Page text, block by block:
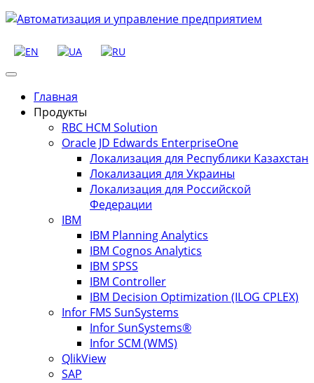
Главная
Продукты
RBC HCM Solution
Oracle JD Edwards EnterpriseOne
Локализация для Республики Казахстан
Локализация для Украины
Локализация для Российской
Федерации
IBM
IBM Planning Analytics
IBM Cognos Analytics
IBM SPSS
IBM Controller
IBM Decision Optimization (ILOG CPLEX)
Infor FMS SunSystems
Infor SunSystems®
Infor SCM (WMS)
QlikView
SAP